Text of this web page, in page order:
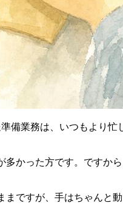
業務は、いつもより
かった方です。ですか
ですが、手はちゃんと